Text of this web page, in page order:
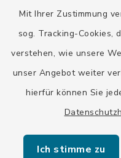
Mit Ihrer Zustimmung
sog. Tracking-Cookies,
verstehen, wie unsere
unser Angebot weiter
hierfür können Sie
Ich stimme zu
Sie einen Termin!
Terminanfrage
Quicklinks